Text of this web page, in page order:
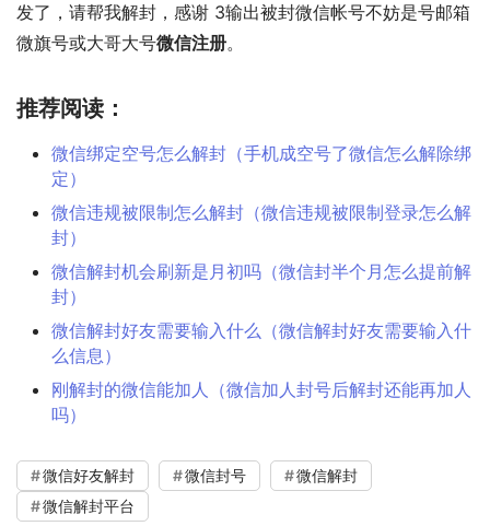
发了，请帮我解封，感谢 3输出被封微信帐号不妨是号邮箱
微旗号或大哥大号微信注册。
推荐阅读：
微信绑定空号怎么解封（手机成空号了微信怎么解除绑
定）
微信违规被限制怎么解封（微信违规被限制登录怎么解
封）
微信解封机会刷新是月初吗（微信封半个月怎么提前解
封）
微信解封好友需要输入什么（微信解封好友需要输入什
么信息）
刚解封的微信能加人（微信加人封号后解封还能再加人
吗）
微信好友解封 微信封号
微信解封
微信解封平台